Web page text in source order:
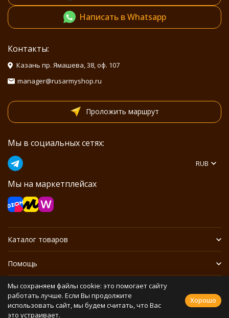
Написать в Whatsapp
Контакты:
Казань пр. Ямашева, 38, оф. 107
manager@rusarmyshop.ru
Проложить маршрут
Мы в социальных сетях:
Мы на маркетплейсах
RUB
Каталог товаров
Помощь
Информация
Мы сохраняем файлы cookie: это помогает сайту
работать лучше. Если Вы продолжите
использовать сайт, мы будем считать, что Вас
это устраивает.
Хорошо